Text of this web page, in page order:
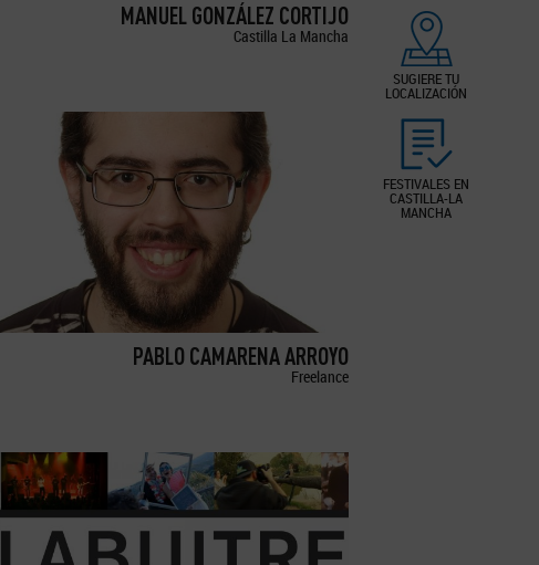
SUGIERE TU
LOCALIZACIÓN
FESTIVALES EN
CASTILLA-LA
MANCHA
MANUEL GONZÁLEZ CORTIJO
Castilla La Mancha
PABLO CAMARENA ARROYO
Freelance